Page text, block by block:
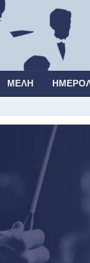
ΜΈΛΗ